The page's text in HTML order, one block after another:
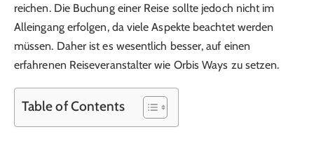
reichen. Die Buchung einer Reise sollte jedoch nicht im
Alleingang erfolgen, da viele Aspekte beachtet werden
müssen. Daher ist es wesentlich besser, auf einen
erfahrenen Reiseveranstalter wie Orbis Ways zu setzen.
Table of Contents